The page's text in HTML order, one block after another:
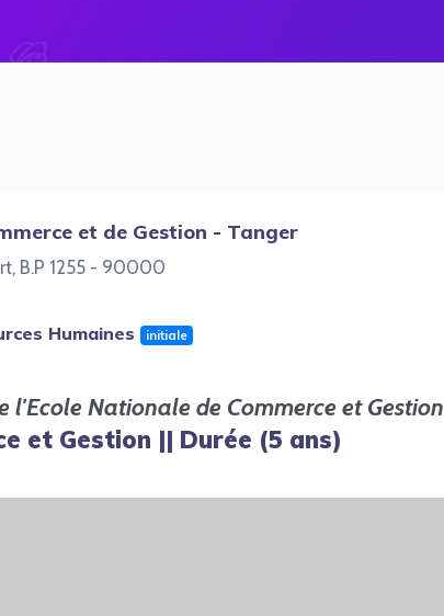
et de Gestion - Tanger
B.P 1255 - 90000
Humaines initiale
l'Ecole Nationale de Commerce et Gestion
et Gestion || Durée (5 ans)